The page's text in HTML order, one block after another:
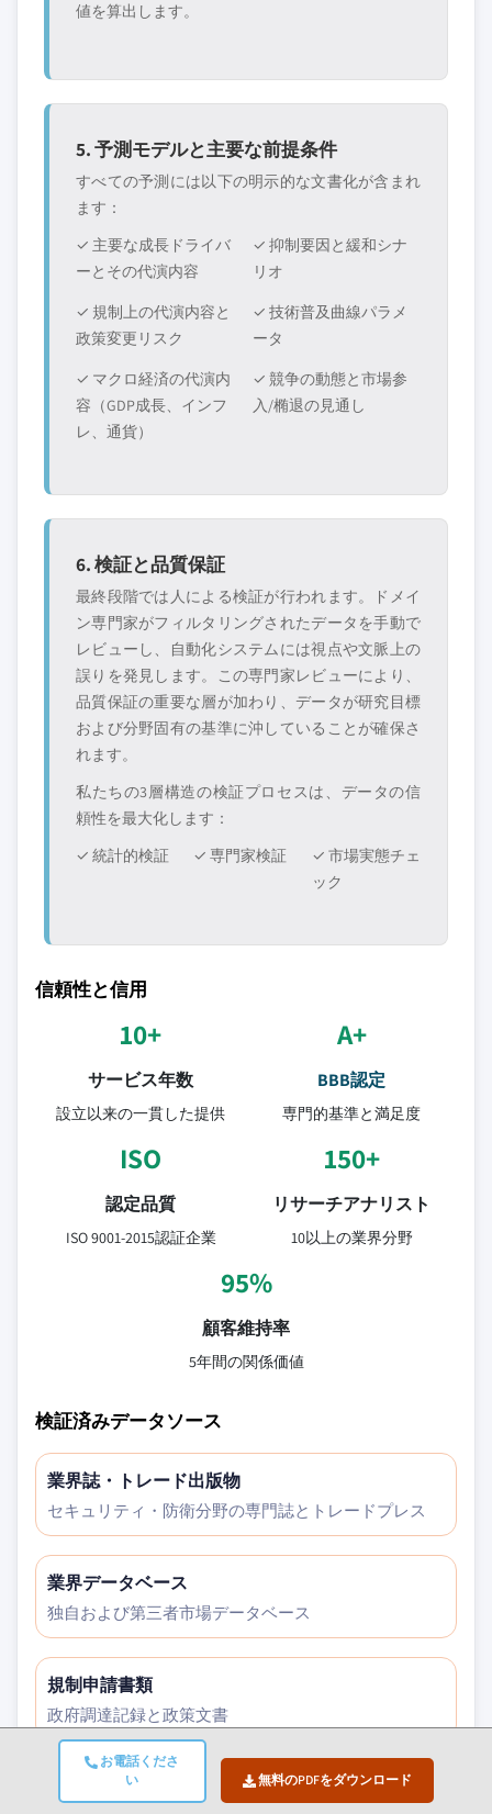
お電話くださ
い
無料のPDFをダウンロード
値を算出します。
5. 予測モデルと主要な前提条件
すべての予測には以下の明示的な文書化が含まれ
ます：
✓ 主要な成長ドライバ
ーとその代演内容
✓ 抑制要因と緩和シナ
リオ
✓ 規制上の代演内容と
政策変更リスク
✓ 技術普及曲線パラメ
ータ
✓ マクロ経済の代演内
容（GDP成長、インフ
レ、通貨）
✓ 競争の動態と市場参
入/椭退の見通し
6. 検証と品質保証
最終段階では人による検証が行われます。ドメイ
ン専門家がフィルタリングされたデータを手動で
レビューし、自動化システムには視点や文脈上の
誤りを発見します。この専門家レビューにより、
品質保証の重要な層が加わり、データが研究目標
および分野固有の基準に沖していることが確保さ
れます。
私たちの3層構造の検証プロセスは、データの信
頼性を最大化します：
✓ 統計的検証
✓ 専門家検証
✓ 市場実態チェ
ック
信頼性と信用
10+
サービス年数
設立以来の一貫した提供
A+
BBB認定
専門的基準と満足度
ISO
認定品質
ISO 9001-2015認証企業
150+
リサーチアナリスト
10以上の業界分野
95%
顧客維持率
5年間の関係価値
検証済みデータソース
業界誌・トレード出版物
セキュリティ・防衛分野の専門誌とトレードプレス
業界データベース
独自および第三者市場データベース
規制申請書類
政府調達記録と政策文書